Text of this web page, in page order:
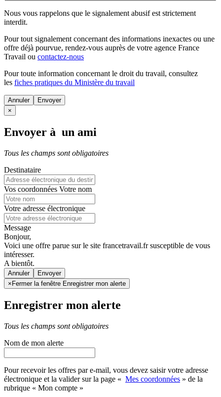
Nous vous rappelons que le signalement abusif est strictement
interdit.
Pour tout signalement concernant des informations inexactes ou une
offre déjà pourvue, rendez-vous auprès de votre agence France
Travail ou contactez-nous
Pour toute information concernant le droit du travail, consultez
les fiches pratiques du Ministère du travail
Annuler
×
Envoyer à un ami
Tous les champs sont obligatoires
Destinataire
Vos coordonnées Votre nom
Votre adresse électronique
Message
Bonjour,
Voici une offre parue sur le site francetravail.fr susceptible de vous
intéresser.
A bientôt.
Annuler
× Fermer la fenêtre Enregistrer mon alerte
Enregistrer mon alerte
Tous les champs sont obligatoires
Nom de mon alerte
Pour recevoir les offres par e-mail, vous devez saisir votre adresse
électronique et la valider sur la page « Mes coordonnées » de la
rubrique « Mon compte »